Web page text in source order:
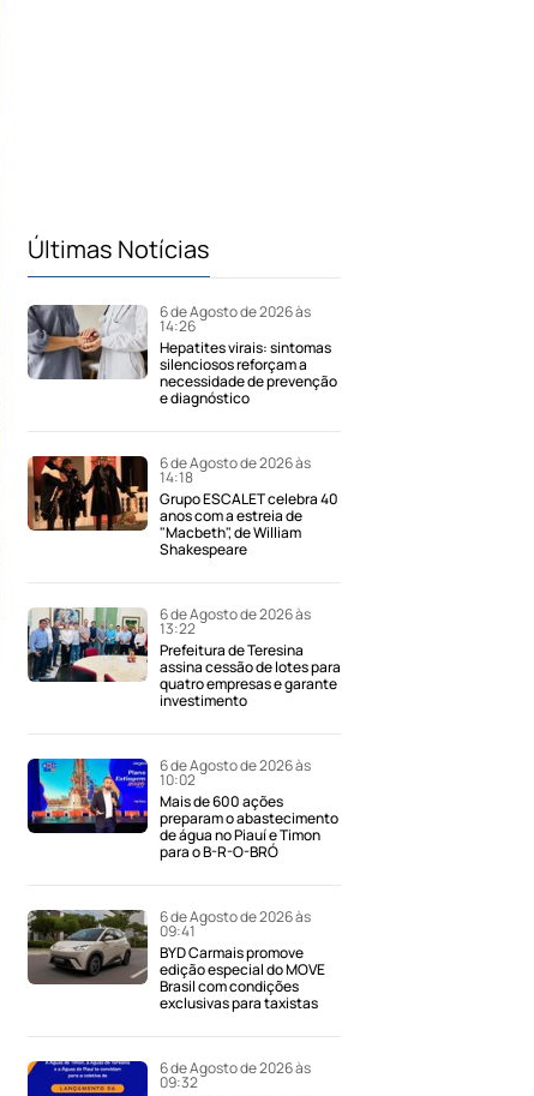
Últimas Notícias
6 de Agosto de 2026 às
14:26
Hepatites virais: sintomas
silenciosos reforçam a
necessidade de prevenção
e diagnóstico
6 de Agosto de 2026 às
14:18
Grupo ESCALET celebra 40
anos com a estreia de
"Macbeth", de William
Shakespeare
6 de Agosto de 2026 às
13:22
Prefeitura de Teresina
assina cessão de lotes para
quatro empresas e garante
investimento
6 de Agosto de 2026 às
10:02
Mais de 600 ações
preparam o abastecimento
de água no Piauí e Timon
para o B-R-O-BRÓ
6 de Agosto de 2026 às
09:41
BYD Carmais promove
edição especial do MOVE
Brasil com condições
exclusivas para taxistas
6 de Agosto de 2026 às
09:32